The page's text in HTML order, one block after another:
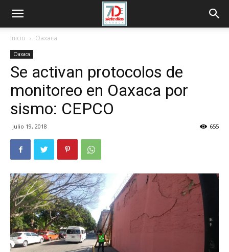
Inicio Oaxaca
Oaxaca
Se activan protocolos de
monitoreo en Oaxaca por
sismo: CEPCO
julio 19, 2018 655